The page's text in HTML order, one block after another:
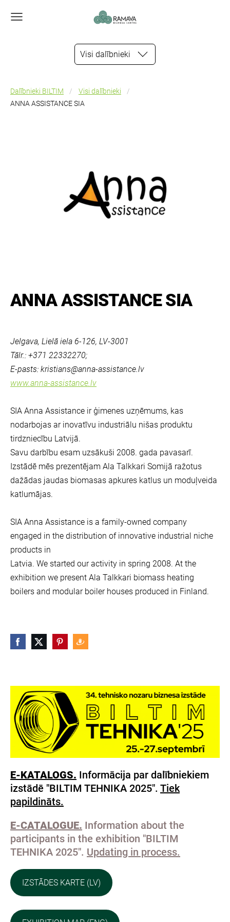
Visi dalībnieki
E-KATALOGS. Informācija par dalībniekiem
izstādē "BILTIM TEHNIKA 2025". Tiek
papildināts.
E-CATALOGUE. Information about the
participants in the exhibition "BILTIM
TEHNIKA 2025". Updating in process.
IZSTĀDES KARTE (LV)
Dalībnieki BILTIM
Visi dalībnieki
ANNA ASSISTANCE SIA
ANNA ASSISTANCE SIA
Jelgava, Lielā iela 6-126, LV-3001
Tālr.: +371 22332270;
E-pasts: kristians@anna-assistance.lv
www.anna-assistance.lv
SIA Anna Assistance ir ģimenes uzņēmums, kas
nodarbojas ar inovatīvu industriālu nišas produktu
tirdzniecību Latvijā.
Savu darbību esam uzsākuši 2008. gada pavasarī.
Izstādē mēs prezentējam Ala Talkkari Somijā ražotus
dažādas jaudas biomasas apkures katlus un moduļveida
katlumājas.
SIA Anna Assistance is a family-owned company
engaged in the distribution of innovative industrial niche
products in
Latvia. We started our activity in spring 2008. At the
exhibition we present Ala Talkkari biomass heating
boilers and modular boiler houses produced in Finland.